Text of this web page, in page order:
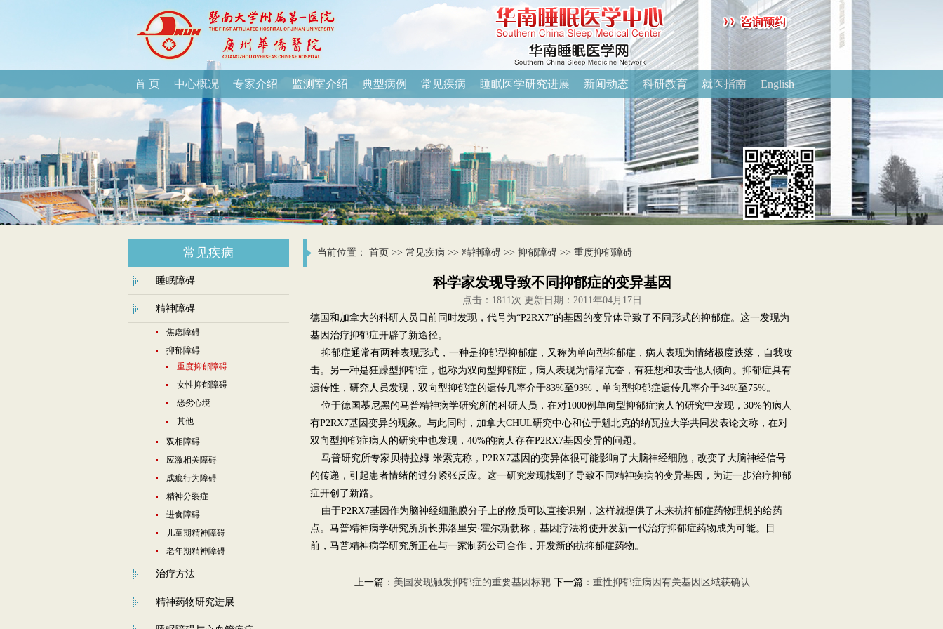
首 页 中心概况 专家介绍 监测室介绍 典型病例 常见疾病 睡眠医学研究进展 新闻动态 科研教育 就医指南 English
当前位置： 首页 >> 常见疾病 >> 精神障碍 >> 抑郁障碍 >> 重度抑郁障碍
科学家发现导致不同抑郁症的变异基因
点击： 1811次 更新日期：2011年04月17日
德国和加拿大的科研人员日前同时发现，代号为“P2RX7”的基因的变异体导致了不同形式的抑郁症。这一发现为
基因治疗抑郁症开辟了新途径。
抑郁症通常有两种表现形式，一种是抑郁型抑郁症，又称为单向型抑郁症，病人表现为情绪极度跌落，自我攻
击。另一种是狂躁型抑郁症，也称为双向型抑郁症，病人表现为情绪亢奋，有狂想和攻击他人倾向。抑郁症具有
遗传性，研究人员发现，双向型抑郁症的遗传几率介于83%至93%，单向型抑郁症遗传几率介于34%至75%。
位于德国慕尼黑的马普精神病学研究所的科研人员，在对1000例单向型抑郁症病人的研究中发现，30%的病人
有P2RX7基因变异的现象。与此同时，加拿大CHUL研究中心和位于魁北克的纳瓦拉大学共同发表论文称，在对
双向型抑郁症病人的研究中也发现，40%的病人存在P2RX7基因变异的问题。
马普研究所专家贝特拉姆·米索克称，P2RX7基因的变异体很可能影响了大脑神经细胞，改变了大脑神经信号
的传递，引起患者情绪的过分紧张反应。这一研究发现找到了导致不同精神疾病的变异基因，为进一步治疗抑郁
症开创了新路。
由于P2RX7基因作为脑神经细胞膜分子上的物质可以直接识别，这样就提供了未来抗抑郁症药物理想的给药
点。马普精神病学研究所所长弗洛里安·霍尔斯勃称，基因疗法将使开发新一代治疗抑郁症药物成为可能。目
前，马普精神病学研究所正在与一家制药公司合作，开发新的抗抑郁症药物。
上一篇： 美国发现触发抑郁症的重要基因标靶下一篇： 重性抑郁症病因有关基因区域获确认
常见疾病
睡眠障碍
精神障碍
焦虑障碍
抑郁障碍
重度抑郁障碍
女性抑郁障碍
恶劣心境
其他
双相障碍
应激相关障碍
成瘾行为障碍
精神分裂症
进食障碍
儿童期精神障碍
老年期精神障碍
治疗方法
精神药物研究进展